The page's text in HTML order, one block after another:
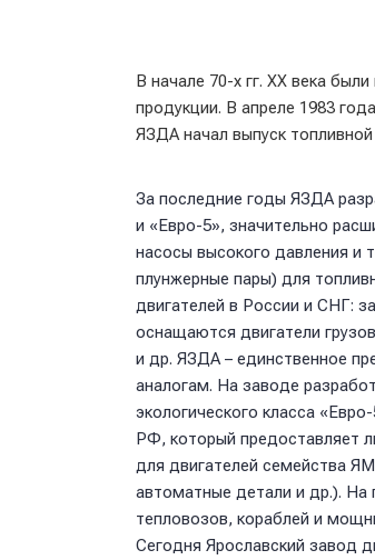
В начале 70-х гг. ХХ века
продукции. В апреле 1983
ЯЗДА начал выпуск
За последние годы ЯЗДА
и «Евро-5», значительно
насосы высокого давления и
плунжерные пары) для
двигателей в России и СНГ:
оснащаются двигатели
и др. ЯЗДА – единственное
аналогам. На заводе
экологического класса
РФ, который предоставляет
для двигателей семейства
автоматные детали и др.). На
тепловозов, кораблей и
Сегодня Ярославский завод